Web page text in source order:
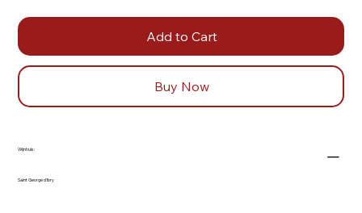
Add to Cart
Buy Now
Wijnhuis:
Saint George d'Ibry